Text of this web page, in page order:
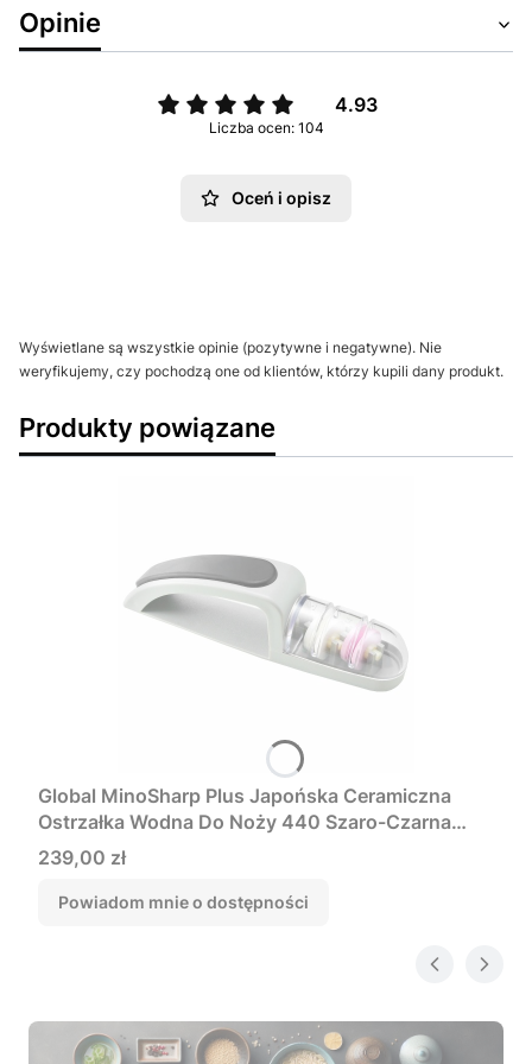
Opinie
4.93
Liczba ocen: 104
Oceń i opisz
Wyświetlane są wszystkie opinie (pozytywne i negatywne). Nie
weryfikujemy, czy pochodzą one od klientów, którzy kupili dany produkt.
Produkty powiązane
Global MinoSharp Plus Japońska Ceramiczna
Ostrzałka Wodna Do Noży 440 Szaro-Czarna
440GB
Cena
239,00 zł
Powiadom mnie o dostępności